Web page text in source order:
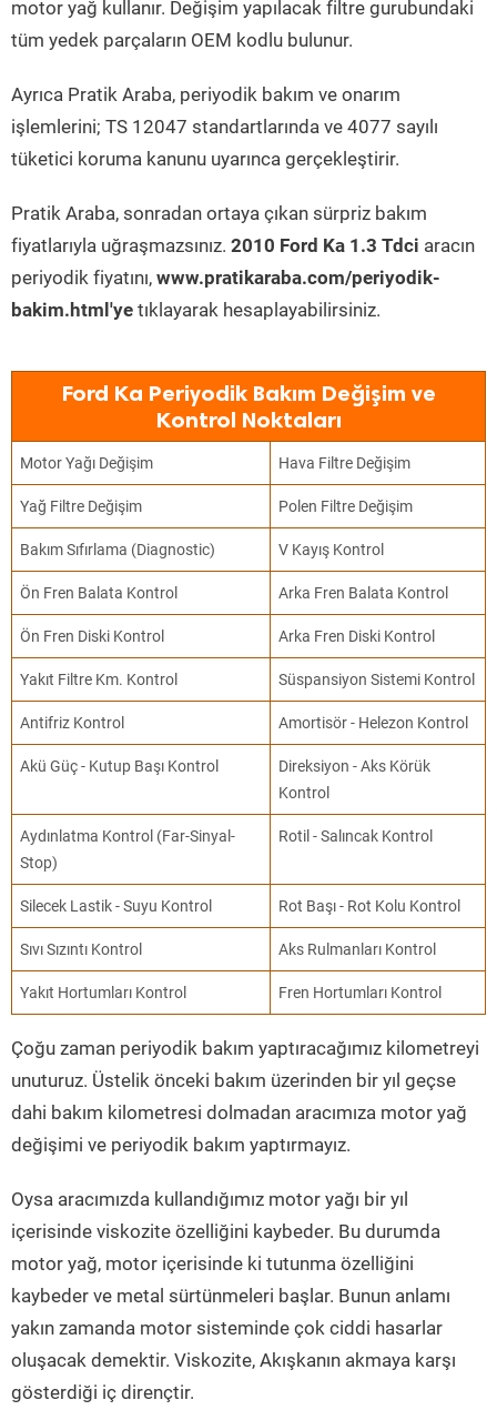
motor yağ kullanır. Değişim yapılacak filtre gurubundaki
tüm yedek parçaların OEM kodlu bulunur.
Ayrıca Pratik Araba, periyodik bakım ve onarım
işlemlerini; TS 12047 standartlarında ve 4077 sayılı
tüketici koruma kanunu uyarınca gerçekleştirir.
Pratik Araba, sonradan ortaya çıkan sürpriz bakım
fiyatlarıyla uğraşmazsınız. 2010 Ford Ka 1.3 Tdci aracın
periyodik fiyatını, www.pratikaraba.com/periyodik-
bakim.html'ye tıklayarak hesaplayabilirsiniz.
Ford Ka Periyodik Bakım Değişim ve
Kontrol Noktaları
Motor Yağı Değişim Hava Filtre Değişim
Yağ Filtre Değişim Polen Filtre Değişim
Bakım Sıfırlama (Diagnostic) V Kayış Kontrol
Ön Fren Balata Kontrol Arka Fren Balata Kontrol
Ön Fren Diski Kontrol Arka Fren Diski Kontrol
Yakıt Filtre Km. Kontrol Süspansiyon Sistemi Kontrol
Antifriz Kontrol Amortisör - Helezon Kontrol
Akü Güç - Kutup Başı Kontrol
Direksiyon - Aks Körük
Kontrol
Aydınlatma Kontrol (Far-Sinyal-
Stop)
Rotil - Salıncak Kontrol
Silecek Lastik - Suyu Kontrol Rot Başı - Rot Kolu Kontrol
Sıvı Sızıntı Kontrol Aks Rulmanları Kontrol
Yakıt Hortumları Kontrol Fren Hortumları Kontrol
Çoğu zaman periyodik bakım yaptıracağımız kilometreyi
unuturuz. Üstelik önceki bakım üzerinden bir yıl geçse
dahi bakım kilometresi dolmadan aracımıza motor yağ
değişimi ve periyodik bakım yaptırmayız.
Oysa aracımızda kullandığımız motor yağı bir yıl
içerisinde viskozite özelliğini kaybeder. Bu durumda
motor yağ, motor içerisinde ki tutunma özelliğini
kaybeder ve metal sürtünmeleri başlar. Bunun anlamı
yakın zamanda motor sisteminde çok ciddi hasarlar
oluşacak demektir. Viskozite, Akışkanın akmaya karşı
gösterdiği iç dirençtir.